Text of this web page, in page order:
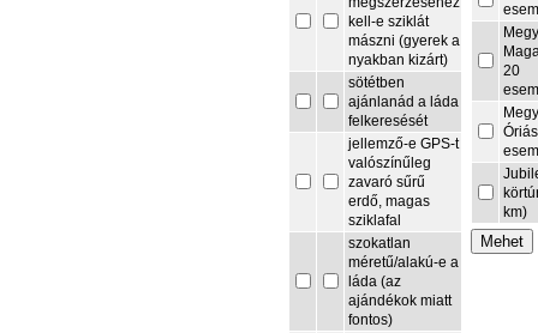
kell-e sziklát
mászni (gyerek a
nyakban kizárt)
sötétben
ajánlanád a láda
felkeresését
jellemző-e GPS-t
valószínűleg
zavaró sűrű
erdő, magas
sziklafal
szokatlan
méretű/alakú-e a
láda (az
ajándékok miatt
fontos)
20
km)